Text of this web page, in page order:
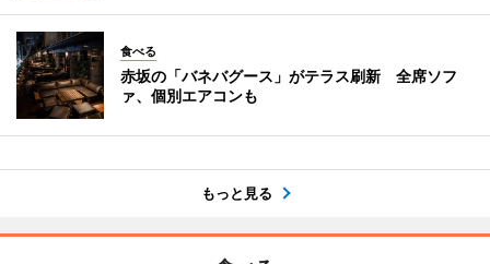
食べる
赤坂の「バネバグース」がテラス刷新 全席ソフ
ァ、個別エアコンも
もっと見る